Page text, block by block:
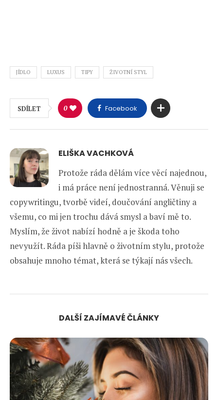
JÍDLO LUXUS TIPY ŽIVOTNÍ STYL
SDÍLET 0 Facebook
ELIŠKA VACHKOVÁ
Protože ráda dělám více věcí najednou,
i má práce není jednostranná. Věnuji se
copywritingu, tvorbě videí, doučování angličtiny a
všemu, co mi jen trochu dává smysl a baví mě to.
Myslím, že život nabízí hodně a je škoda toho
nevyužít. Ráda píši hlavně o životním stylu, protože
obsahuje mnoho témat, která se týkají nás všech.
DALŠÍ ZAJÍMAVÉ ČLÁNKY